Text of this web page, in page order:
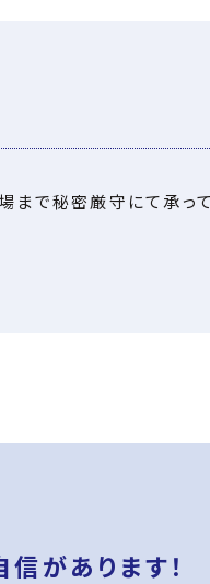
で秘密厳守にて承って
があります！